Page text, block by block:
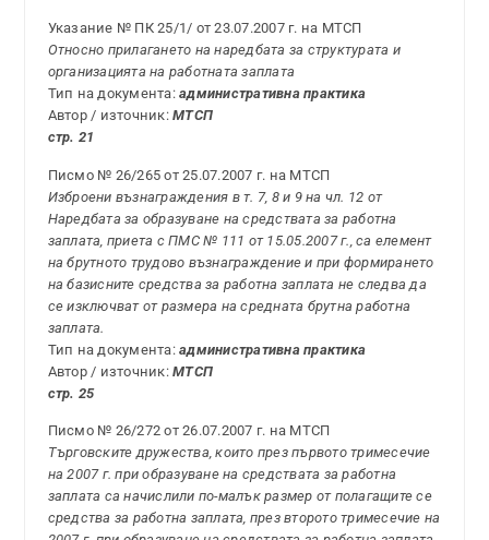
Указание № ПК 25/1/ от 23.07.2007 г. на МТСП
Относно прилагането на наредбата за структурата и
организацията на работната заплата
Тип на документа:административна практика
Автор / източник:МТСП
стр. 21
Писмо № 26/265 от 25.07.2007 г. на МТСП
Изброени възнаграждения в т. 7, 8 и 9 на чл. 12 от
Наредбата за образуване на средствата за работна
заплата, приета с ПМС № 111 от 15.05.2007 г., са елемент
на брутното трудово възнаграждение и при формирането
на базисните средства за работна заплата не следва да
се изключват от размера на средната брутна работна
заплата.
Тип на документа:административна практика
Автор / източник:МТСП
стр. 25
Писмо № 26/272 от 26.07.2007 г. на МТСП
Търговските дружества, които през първото тримесечие
на 2007 г. при образуване на средствата за работна
заплата са начислили по-малък размер от полагащите се
средства за работна заплата, през второто тримесечие на